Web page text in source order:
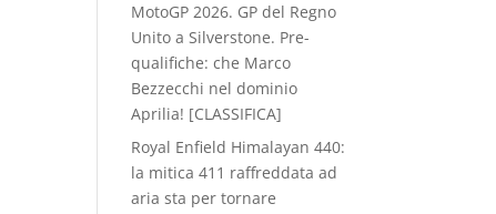
MotoGP 2026. GP del Regno
Unito a Silverstone. Pre-
qualifiche: che Marco
Bezzecchi nel dominio
Aprilia! [CLASSIFICA]
Royal Enfield Himalayan 440:
la mitica 411 raffreddata ad
aria sta per tornare